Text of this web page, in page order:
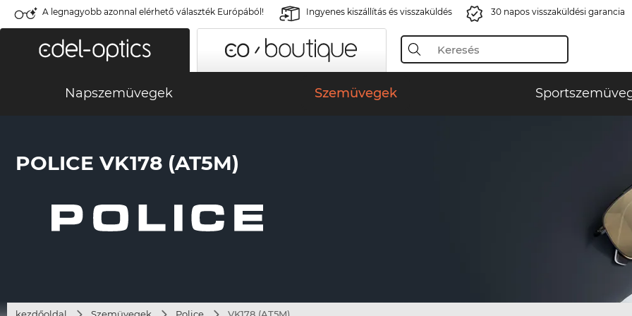
A legnagyobb azonnal elérhető választék Európából! Ingyenes kiszállítás és visszaküldés 30 napos visszaküldési garancia
Napszemüvegek Szemüvegek
POLICE VK178 (AT5M)